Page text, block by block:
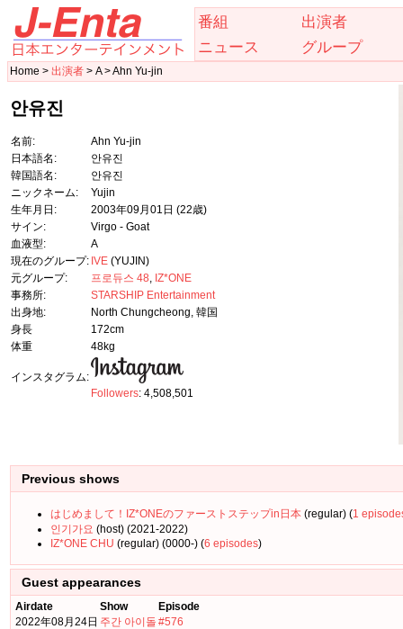
番組
出演者
ニュース
グループ
Home > 出演者 > A > Ahn Yu-jin
안유진
名前:
Ahn Yu-jin
日本語名:
안유진
韓国語名:
안유진
ニックネーム:
Yujin
生年月日:
2003年09月01日 (22歳)
サイン:
Virgo - Goat
血液型:
A
現在のグループ: IVE (YUJIN)
元グループ:
프로듀스 48 IZ*ONE
事務所:
STARSHIP Entertainment
出身地:
North Chungcheong, 韓国
身長
172cm
体重
48kg
インスタグラム:
Followers: 4,508,501
Previous shows
はじめまして！IZ*ONEのファーストステップin日本 (regular) (1
인기가요 (host) (2021-2022)
IZ*ONE CHU (regular) (0000-) (6 episodes)
Guest appearances
Airdate Show
Episode
2022年08月24日 주간 아이돌 #576